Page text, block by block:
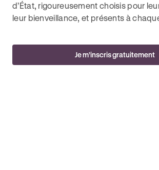
d’État, rigoureusement choisis pour
leur bienveillance, et présents à
Je m’inscris gratuitement